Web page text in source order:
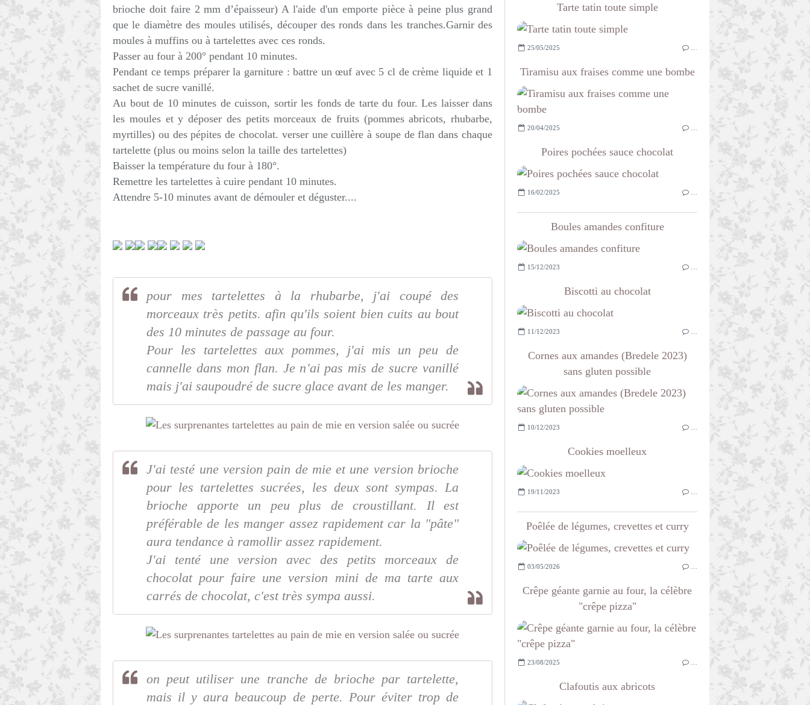
brioche doit faire 2 mm d’épaisseur) A l'aide d'un emporte pièce à peine plus grand
que le diamètre des moules utilisés, découper des ronds dans les tranches.Garnir des
moules à muffins ou à tartelettes avec ces ronds.
Passer au four à 200° pendant 10 minutes.
Pendant ce temps préparer la garniture : battre un œuf avec 5 cl de crème liquide et 1
sachet de sucre vanillé.
Au bout de 10 minutes de cuisson, sortir les fonds de tarte du four. Les laisser dans
les moules et y déposer des petits morceaux de fruits (pommes abricots, rhubarbe,
myrtilles) ou des pépites de chocolat. verser une cuillère à soupe de flan dans chaque
tartelette (plus ou moins selon la taille des tartelettes)
Baisser la température du four à 180°.
Remettre les tartelettes à cuire pendant 10 minutes.
Attendre 5-10 minutes avant de démouler et déguster....
pour mes tartelettes à la rhubarbe, j'ai coupé des
morceaux très petits. afin qu'ils soient bien cuits au bout
des 10 minutes de passage au four.
Pour les tartelettes aux pommes, j'ai mis un peu de
cannelle dans mon flan. Je n'ai pas mis de sucre vanillé
mais j'ai saupoudré de sucre glace avant de les manger.
J'ai testé une version pain de mie et une version brioche
pour les tartelettes sucrées, les deux sont sympas. La
brioche apporte un peu plus de croustillant. Il est
préférable de les manger assez rapidement car la "pâte"
aura tendance à ramollir assez rapidement.
J'ai tenté une version avec des petits morceaux de
chocolat pour faire une version mini de ma tarte aux
carrés de chocolat, c'est très sympa aussi.
on peut utiliser une tranche de brioche par tartelette,
mais il y aura beaucoup de perte. Pour éviter trop de
Tarte tatin toute simple
25/05/2025
Tiramisu aux fraises comme une bombe
20/04/2025
Poires pochées sauce chocolat
16/02/2025
Boules amandes confiture
15/12/2023
Biscotti au chocolat
11/12/2023
Cornes aux amandes (Bredele 2023)
sans gluten possible
10/12/2023
Cookies moelleux
19/11/2023
Poêlée de légumes, crevettes et curry
03/05/2026
Crêpe géante garnie au four, la célèbre
"crêpe pizza"
23/08/2025
Clafoutis aux abricots